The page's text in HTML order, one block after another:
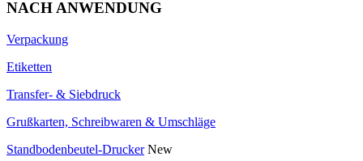
NACH ANWENDUNG
Verpackung
Etiketten
Transfer- & Siebdruck
Grußkarten, Schreibwaren & Umschläge
Standbodenbeutel-Drucker New